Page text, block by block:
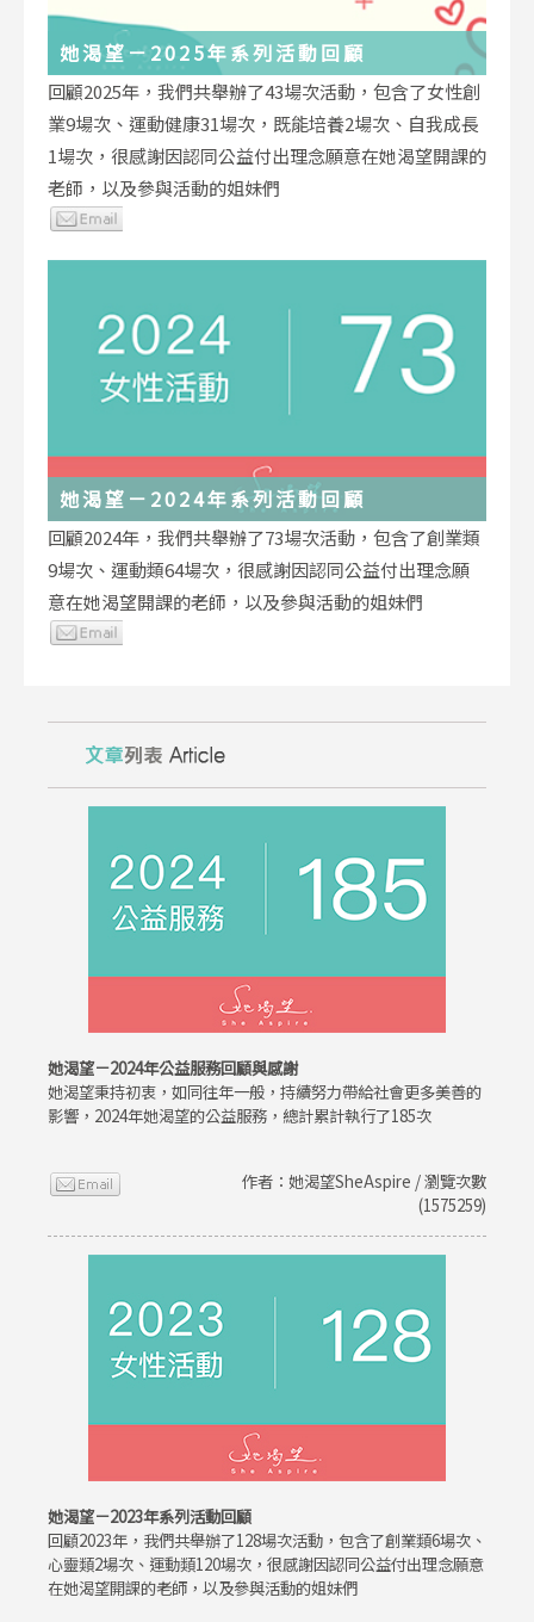
她渴望－2025年系列活動回顧
回顧2025年，我們共舉辦了43場次活動，包含了女性創
業9場次、運動健康31場次，既能培養2場次、自我成長
1場次，很感謝因認同公益付出理念願意在她渴望開課的
老師，以及參與活動的姐妹們
她渴望－2024年系列活動回顧
回顧2024年，我們共舉辦了73場次活動，包含了創業類
9場次、運動類64場次，很感謝因認同公益付出理念願
意在她渴望開課的老師，以及參與活動的姐妹們
她渴望－2024年公益服務回顧與感謝
她渴望秉持初衷，如同往年一般，持續努力帶給社會更多美善的
影響，2024年她渴望的公益服務，總計累計執行了185次
作者：她渴望SheAspire / 瀏覽次數
(1575259)
她渴望－2023年系列活動回顧
回顧2023年，我們共舉辦了128場次活動，包含了創業類6場次、
心靈類2場次、運動類120場次，很感謝因認同公益付出理念願意
在她渴望開課的老師，以及參與活動的姐妹們